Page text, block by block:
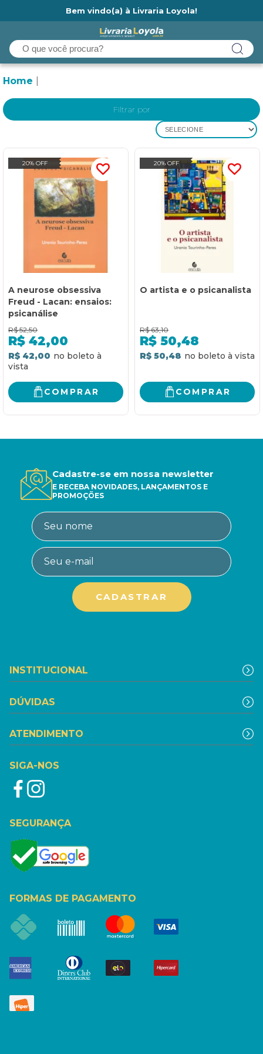
Bem vindo(a) à Livraria Loyola!
Home
Filtrar por
SELECIONE
20% OFF
A neurose obsessiva
Freud - Lacan: ensaios:
psicanálise
R$ 52,50
R$ 42,00
R$ 42,00
COMPRAR
20% OFF
O artista e o psicanalista
R$ 63,10
R$ 50,48
R$ 50,48
COMPRAR
Cadastre-se em nossa newsletter
E RECEBA NOVIDADES, LANÇAMENTOS E
PROMOÇÕES
INSTITUCIONAL
DÚVIDAS
ATENDIMENTO
SIGA-NOS
SEGURANÇA
FORMAS DE PAGAMENTO